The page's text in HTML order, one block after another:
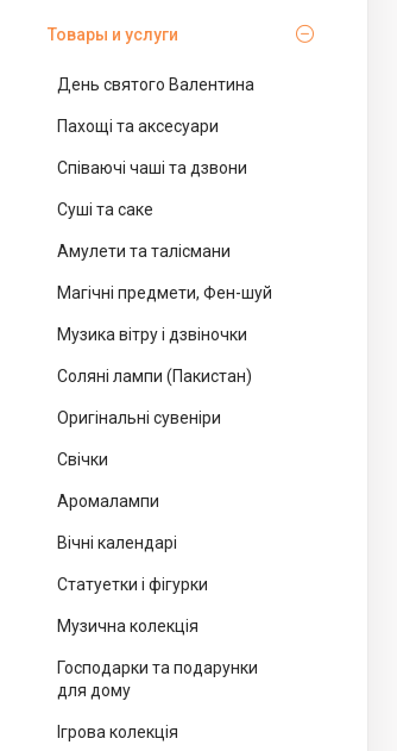
Товары и услуги
День святого Валентина
Пахощі та аксесуари
Співаючі чаші та дзвони
Суші та саке
Амулети та талісмани
Магічні предмети, Фен-шуй
Музика вітру і дзвіночки
Соляні лампи (Пакистан)
Оригінальні сувеніри
Свічки
Аромалампи
Вічні календарі
Статуетки і фігурки
Музична колекція
Господарки та подарунки
для дому
Ігрова колекція